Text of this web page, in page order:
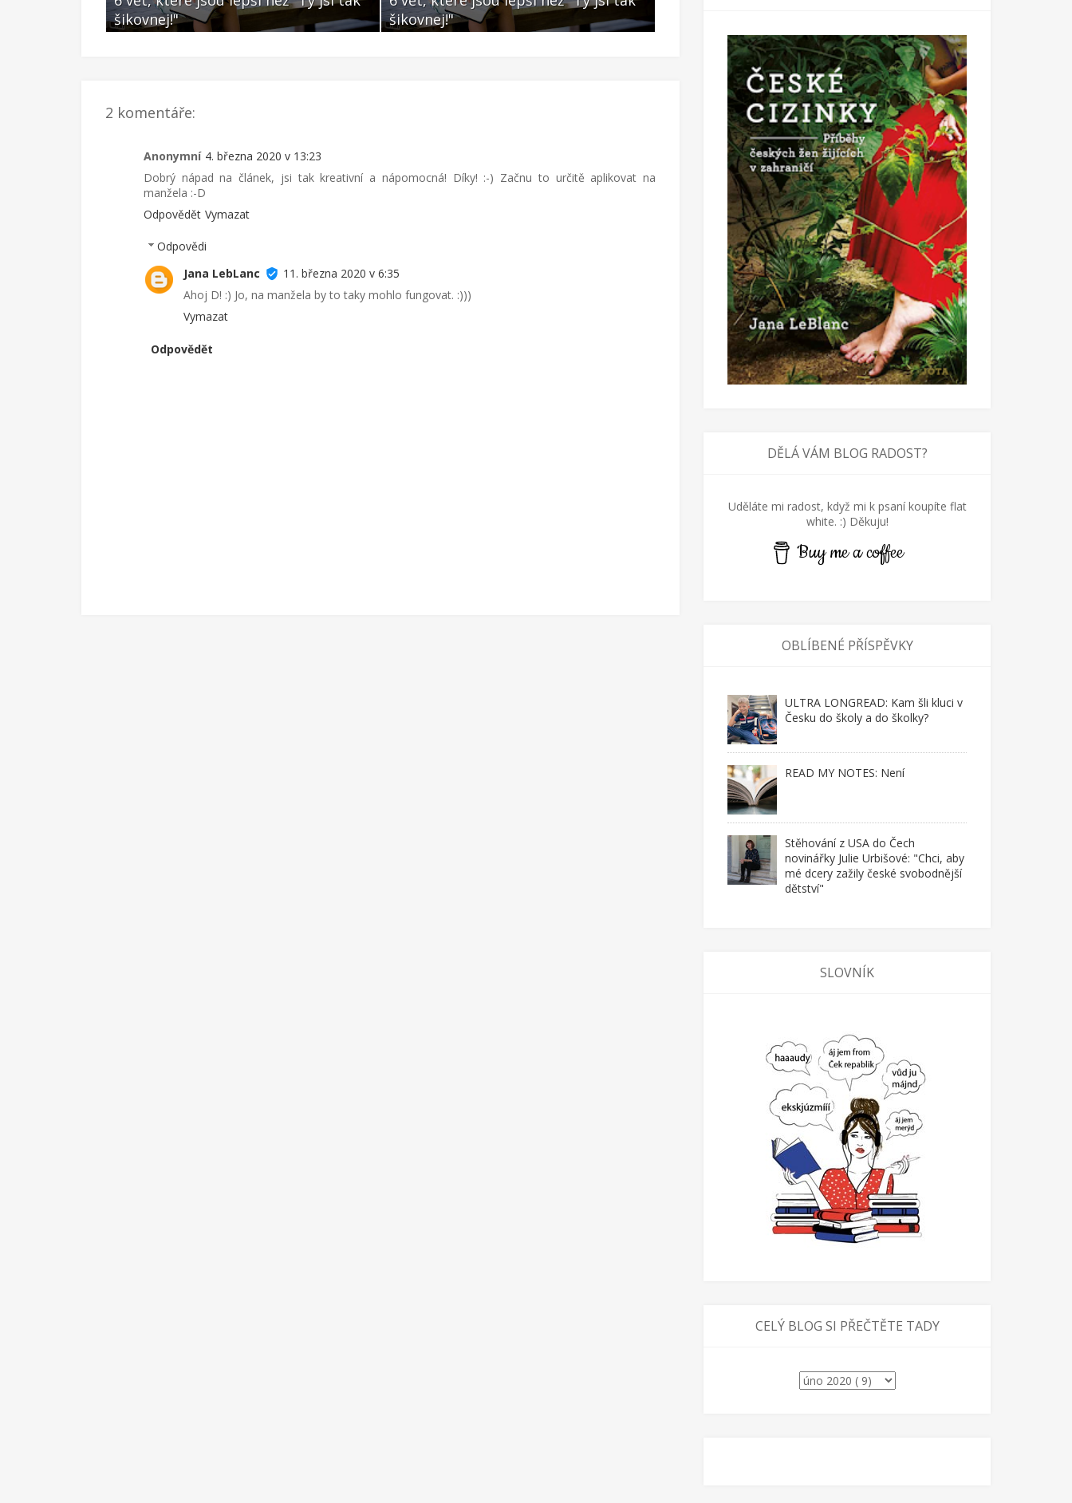
šikovnej!"
šikovnej!"
Úno 28 2020
2 komentáře:
Anonymní 4. března 2020 v 13:23
Dobrý nápad na článek, jsi tak kreativní a nápomocná! Díky! :-) Začnu to určitě aplikovat na
manžela :-D
Odpovědět Vymazat
Odpovědi
Jana LebLanc
11. března 2020 v 6:35
Ahoj D! :) Jo, na manžela by to taky mohlo fungovat. :)))
Vymazat
Odpovědět
DĚLÁ VÁM BLOG RADOST?
Uděláte mi radost, když mi k psaní koupíte flat
white. :) Děkuju!
Buy me a coffee
OBLÍBENÉ PŘÍSPĚVKY
ULTRA LONGREAD: Kam šli kluci v
Česku do školy a do školky?
READ MY NOTES: Není
Stěhování z USA do Čech
novinářky Julie Urbišové: "Chci, aby
mé dcery zažily české svobodnější
dětství"
SLOVNÍK
CELÝ BLOG SI PŘEČTĚTE TADY